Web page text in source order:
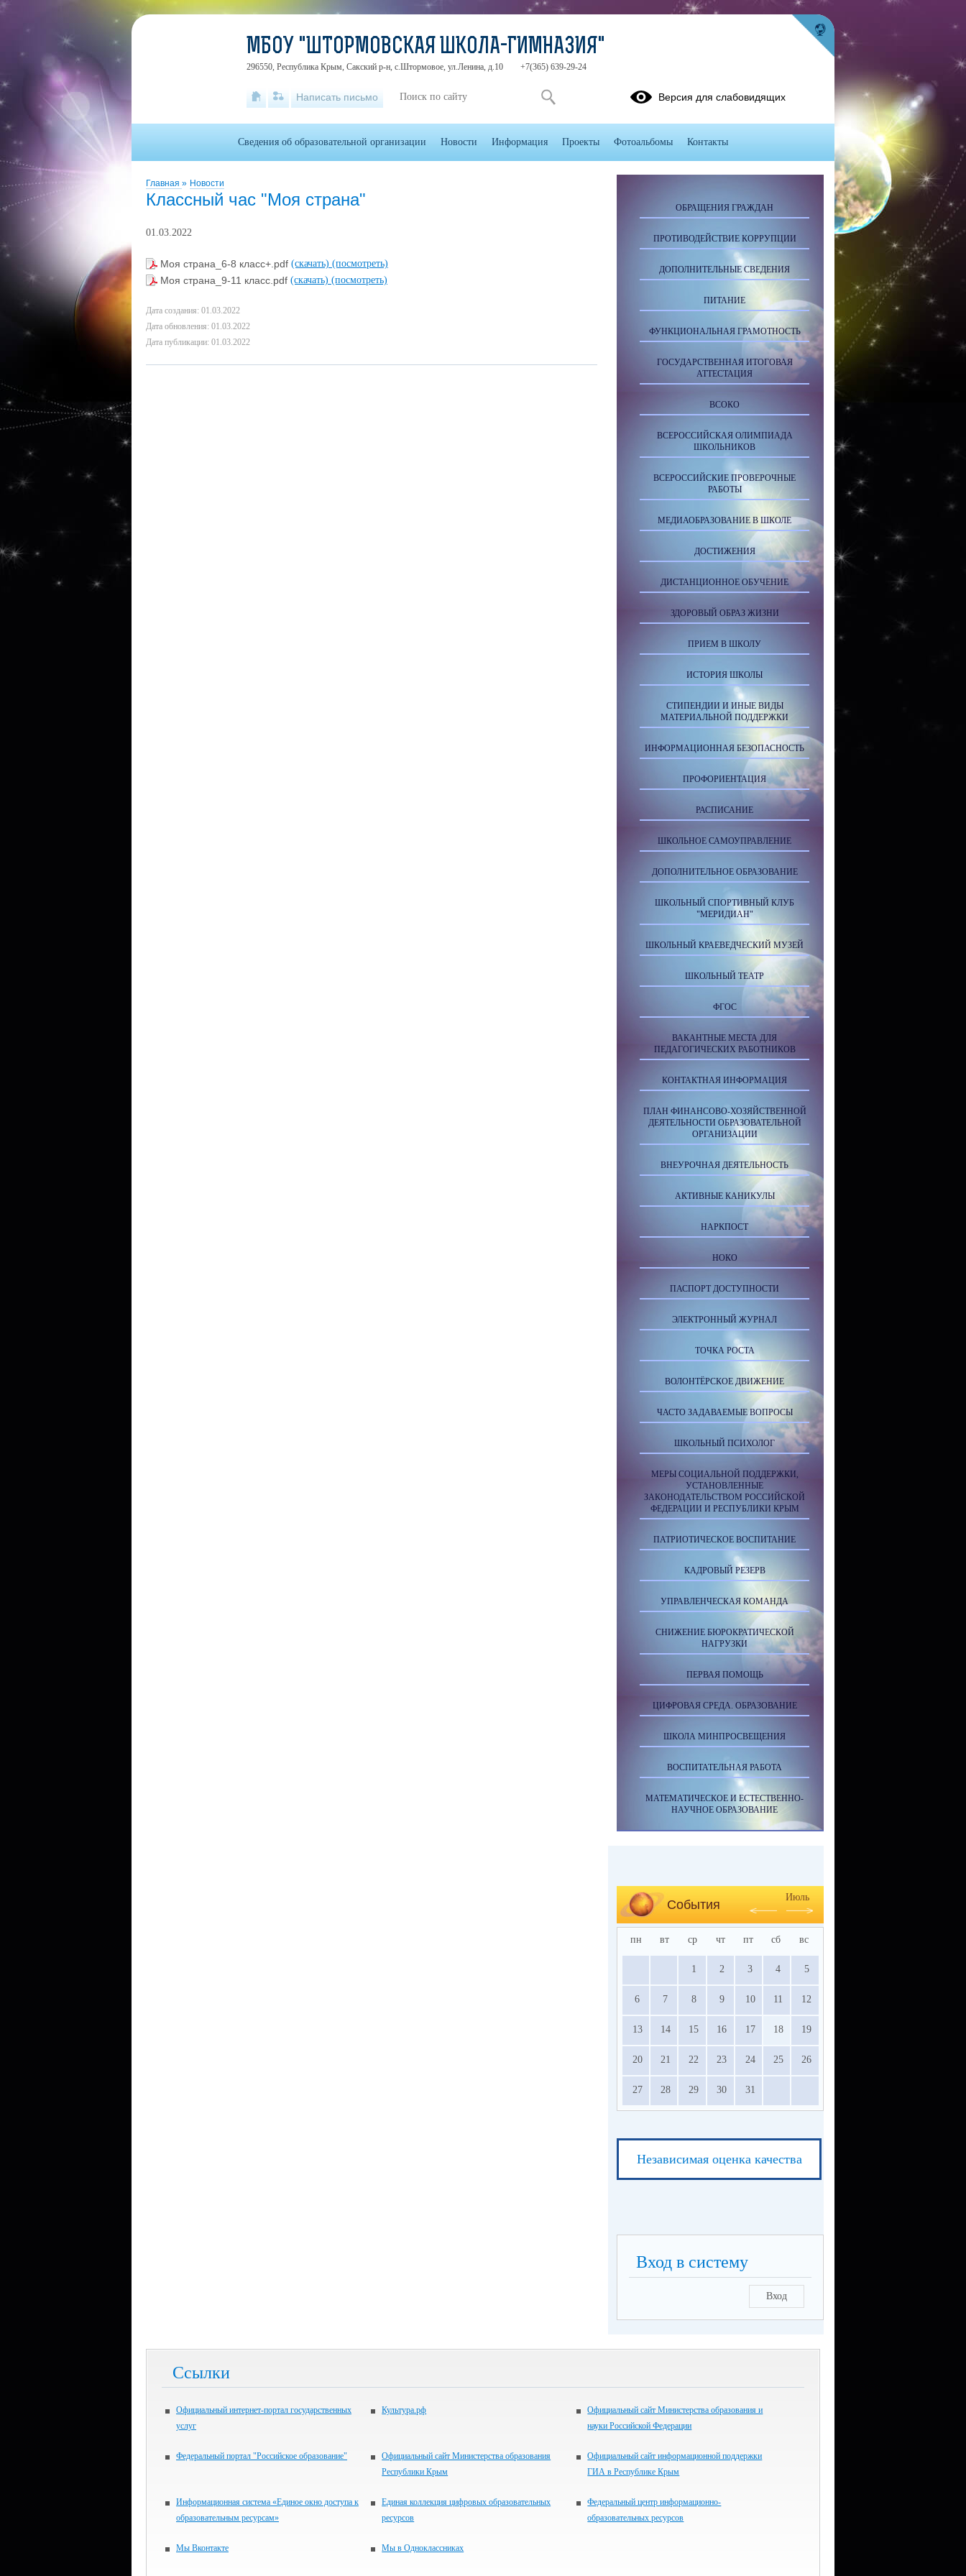
Главная » Новости
Классный час "Моя страна"
01.03.2022
Моя страна_6-8 класс+.pdf (скачать) (посмотреть)
Моя страна_9-11 класс.pdf (скачать) (посмотреть)
Дата создания: 01.03.2022
Дата обновления: 01.03.2022
Дата публикации: 01.03.2022
ОБРАЩЕНИЯ ГРАЖДАН
ПРОТИВОДЕЙСТВИЕ КОРРУПЦИИ
ДОПОЛНИТЕЛЬНЫЕ СВЕДЕНИЯ
ПИТАНИЕ
ФУНКЦИОНАЛЬНАЯ ГРАМОТНОСТЬ
ГОСУДАРСТВЕННАЯ ИТОГОВАЯ
АТТЕСТАЦИЯ
ВСОКО
ВСЕРОССИЙСКАЯ ОЛИМПИАДА
ШКОЛЬНИКОВ
ВСЕРОССИЙСКИЕ ПРОВЕРОЧНЫЕ
РАБОТЫ
МЕДИАОБРАЗОВАНИЕ В ШКОЛЕ
ДОСТИЖЕНИЯ
ДИСТАНЦИОННОЕ ОБУЧЕНИЕ
ЗДОРОВЫЙ ОБРАЗ ЖИЗНИ
ПРИЕМ В ШКОЛУ
ИСТОРИЯ ШКОЛЫ
СТИПЕНДИИ И ИНЫЕ ВИДЫ
МАТЕРИАЛЬНОЙ ПОДДЕРЖКИ
ИНФОРМАЦИОННАЯ БЕЗОПАСНОСТЬ
ПРОФОРИЕНТАЦИЯ
РАСПИСАНИЕ
ШКОЛЬНОЕ САМОУПРАВЛЕНИЕ
ДОПОЛНИТЕЛЬНОЕ ОБРАЗОВАНИЕ
ШКОЛЬНЫЙ СПОРТИВНЫЙ КЛУБ
"МЕРИДИАН"
ШКОЛЬНЫЙ КРАЕВЕДЧЕСКИЙ МУЗЕЙ
ШКОЛЬНЫЙ ТЕАТР
ФГОС
ВАКАНТНЫЕ МЕСТА ДЛЯ
ПЕДАГОГИЧЕСКИХ РАБОТНИКОВ
КОНТАКТНАЯ ИНФОРМАЦИЯ
ПЛАН ФИНАНСОВО-ХОЗЯЙСТВЕННОЙ
ДЕЯТЕЛЬНОСТИ ОБРАЗОВАТЕЛЬНОЙ
ОРГАНИЗАЦИИ
ВНЕУРОЧНАЯ ДЕЯТЕЛЬНОСТЬ
АКТИВНЫЕ КАНИКУЛЫ
НАРКПОСТ
НОКО
ПАСПОРТ ДОСТУПНОСТИ
ЭЛЕКТРОННЫЙ ЖУРНАЛ
ТОЧКА РОСТА
ВОЛОНТЁРСКОЕ ДВИЖЕНИЕ
ЧАСТО ЗАДАВАЕМЫЕ ВОПРОСЫ
ШКОЛЬНЫЙ ПСИХОЛОГ
МЕРЫ СОЦИАЛЬНОЙ ПОДДЕРЖКИ,
УСТАНОВЛЕННЫЕ
ЗАКОНОДАТЕЛЬСТВОМ РОССИЙСКОЙ
ФЕДЕРАЦИИ И РЕСПУБЛИКИ КРЫМ
ПАТРИОТИЧЕСКОЕ ВОСПИТАНИЕ
КАДРОВЫЙ РЕЗЕРВ
УПРАВЛЕНЧЕСКАЯ КОМАНДА
СНИЖЕНИЕ БЮРОКРАТИЧЕСКОЙ
НАГРУЗКИ
ПЕРВАЯ ПОМОЩЬ
ЦИФРОВАЯ СРЕДА. ОБРАЗОВАНИЕ
ШКОЛА МИНПРОСВЕЩЕНИЯ
ВОСПИТАТЕЛЬНАЯ РАБОТА
МАТЕМАТИЧЕСКОЕ И ЕСТЕСТВЕННО-
НАУЧНОЕ ОБРАЗОВАНИЕ
События
Июль
пн вт ср чт пт сб вс
1 2 3 4 5
6 7 8 9 10 11 12
13 14 15 16 17 18 19
20 21 22 23 24 25 26
27 28 29 30 31
Независимая оценка качества
Вход в систему
Вход
Ссылки
Официальный интернет-портал государственных
услуг
Культура.рф
Официальный сайт Министерства образования и
науки Российской Федерации
Федеральный портал "Российское образование"
Официальный сайт Министерства образования
Республики Крым
Официальный сайт информационной поддержки
ГИА в Республике Крым
Информационная система «Единое окно доступа к
образовательным ресурсам»
Единая коллекция цифровых образовательных
ресурсов
Федеральный центр информационно-
образовательных ресурсов
Мы Вконтакте Мы в Одноклассниках
МБОУ "ШТОРМОВСКАЯ ШКОЛА-ГИМНАЗИЯ"
296550, Республика Крым, Сакский р-н, с.Штормовое, ул.Ленина, д.10 +7(365) 639-29-24
Написать письмо Версия для слабовидящих
Сведения об образовательной организации Новости Информация Проекты Фотоальбомы Контакты